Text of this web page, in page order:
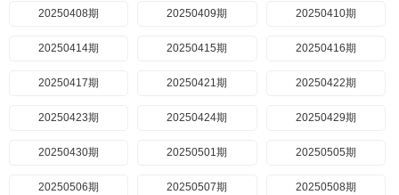
20250408期 20250409期 20250410期
20250414期 20250415期 20250416期
20250417期 20250421期 20250422期
20250423期 20250424期 20250429期
20250430期 20250501期 20250505期
20250506期 20250507期 20250508期